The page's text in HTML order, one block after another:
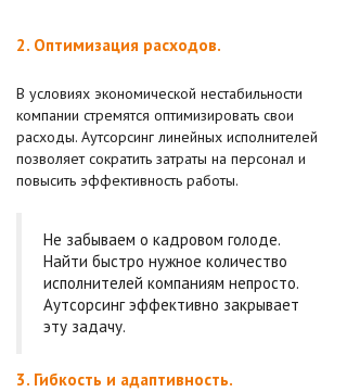
2. Оптимизация расходов.
В условиях экономической нестабильности
компании стремятся оптимизировать свои
расходы. Аутсорсинг линейных исполнителей
позволяет сократить затраты на персонал и
повысить эффективность работы.
Не забываем о кадровом голоде.
Найти быстро нужное количество
исполнителей компаниям непросто.
Аутсорсинг эффективно закрывает
эту задачу.
3. Гибкость и адаптивность.